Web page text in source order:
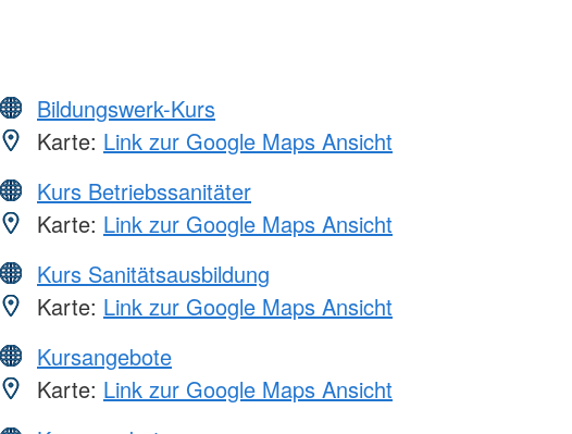
Bildungswerk-Kurs
Karte: Link zur Google Maps Ansicht
Kurs Betriebssanitäter
Karte: Link zur Google Maps Ansicht
Kurs Sanitätsausbildung
Karte: Link zur Google Maps Ansicht
Kursangebote
Karte: Link zur Google Maps Ansicht